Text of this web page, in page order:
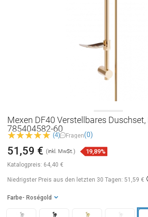
Mexen DF40 Verstellbares Duschset,
785404582-60
(4) Fragen(0)
Katalogpreis: 64,40 €
51,59 € (inkl. MwSt.) 19,89%
Niedrigster Preis aus den letzten 30 Tagen: 51,59 €
Farbe - Roségold